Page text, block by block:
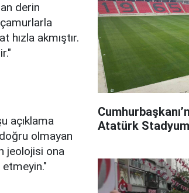
derin
çamurlarla
hızla akmıştır.
açıklama
olmayan
jeolojisi ona
Atatürk